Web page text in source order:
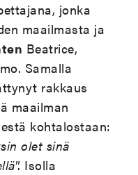
jonka
maailmasta ja
Beatrice,
Samalla
rakkaus
maailman
kohtalostaan:
olet sinä
”. Isolla